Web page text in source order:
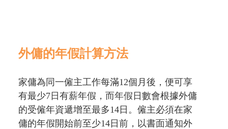
外傭的年假計算方法
家傭為同一僱主工作每滿12個月後，便可享
有最少7日有薪年假，而年假日數會根據外傭
的受僱年資遞增至最多14日。僱主必須在家
傭的年假開始前至少14日前，以書面通知外